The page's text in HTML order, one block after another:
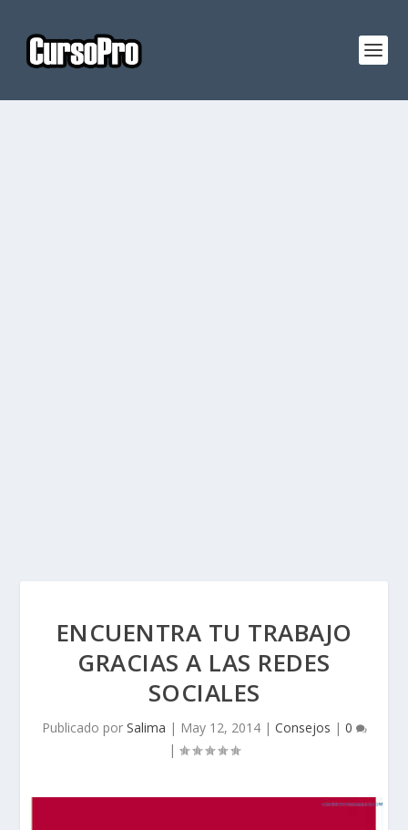
ENCUENTRA TU TRABAJO
GRACIAS A LAS REDES
SOCIALES
Publicado por Salima | May 12, 2014| Consejos | 0
|